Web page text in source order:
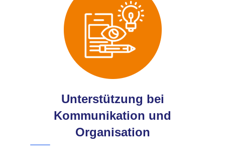
Unterstützung bei
Kommunikation und
Organisation